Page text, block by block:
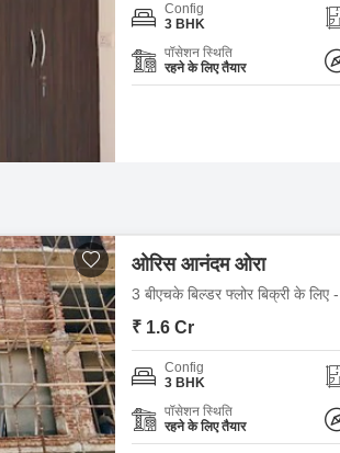
Config
3 BHK
पॉसेशन स्थिति
रहने के लिए तैयार
ओरिस आनंदम ओरा
3 बीएचके बिल्डर फ्लोर बिक्री के
₹ 1.6 Cr
Config
3 BHK
पॉसेशन स्थिति
रहने के लिए तैयार